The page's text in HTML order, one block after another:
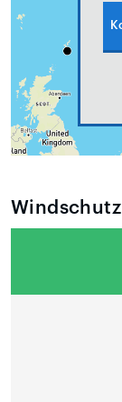
Windschutz